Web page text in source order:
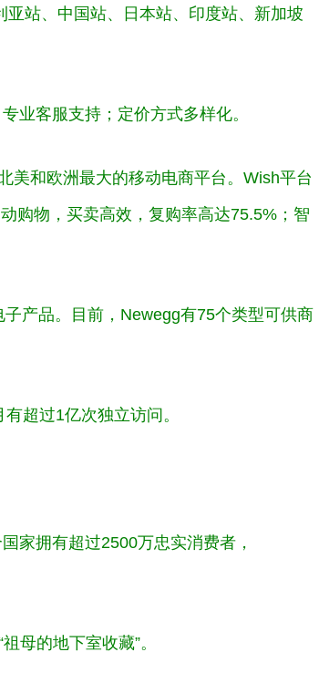
站、中国站、日本站、印度站、新加坡
业客服支持；定价方式多样化。
美和欧洲最大的移动电商平台。Wish平台
购物，买卖高效，复购率高达75.5%；智
产品。目前，Newegg有75个类型可供商
超过1亿次独立访问。
家拥有超过2500万忠实消费者，
母的地下室收藏”。